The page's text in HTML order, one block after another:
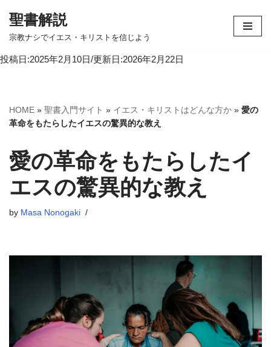
コ
テ
へ
ス
ッ
プ
聖書解説
宗教ナシでイエス・キリストを信じよう
投稿日:2025年2月10日/更新日:2026年2月22日
HOME » 聖書入門サイト » イエス・キリストはどんな方か » 愛の
革命をもたらしたイエスの驚異的な教え
愛の革命をもたらしたイ
エスの驚異的な教え
by Masa Nonogaki